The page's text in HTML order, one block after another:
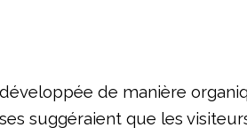
de manière
suggéraient que les